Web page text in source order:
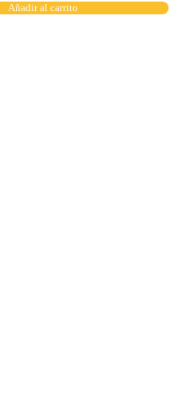
Añadir al carrito